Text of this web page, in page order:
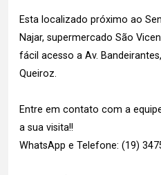
Esta localizado próximo ao
Najar, supermercado São
fácil acesso a Av.
Queiroz.
Entre em contato com a
a sua visita!!
WhatsApp e Telefone: (19)